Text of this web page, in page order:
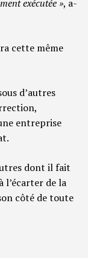
exécutée », a-
cette même
d’autres
entreprise
dont il fait
l’écarter de la
côté de toute